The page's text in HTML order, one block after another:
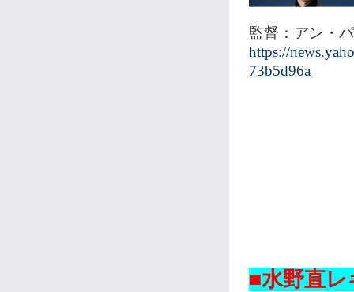
監督：アン・
https://
73b5d96a
■水野直